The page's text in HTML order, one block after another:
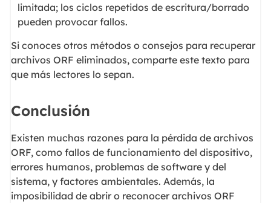
limitada; los ciclos repetidos de escritura/borrado
pueden provocar fallos.
Si conoces otros métodos o consejos para recuperar
archivos ORF eliminados, comparte este texto para
que más lectores lo sepan.
Conclusión
Existen muchas razones para la pérdida de archivos
ORF, como fallos de funcionamiento del dispositivo,
errores humanos, problemas de software y del
sistema, y factores ambientales. Además, la
imposibilidad de abrir o reconocer archivos ORF